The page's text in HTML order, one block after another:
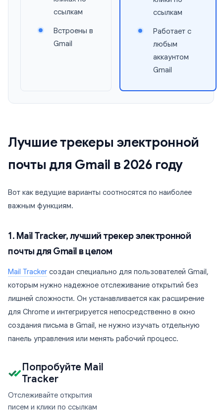
ссылкам
Встроены в
Gmail
ссылкам
Работает с
любым
аккаунтом
Gmail
Лучшие трекеры электронной
почты для Gmail в 2026 году
Вот как ведущие варианты соотносятся по наиболее
важным функциям.
1. Mail Tracker, лучший трекер электронной
почты для Gmail в целом
Mail Tracker создан специально для пользователей Gmail,
которым нужно надежное отслеживание открытий без
лишней сложности. Он устанавливается как расширение
для Chrome и интегрируется непосредственно в окно
создания письма в Gmail, не нужно изучать отдельную
панель управления или менять рабочий процесс.
Попробуйте Mail
Tracker
Отслеживайте открытия
писем и клики по ссылкам